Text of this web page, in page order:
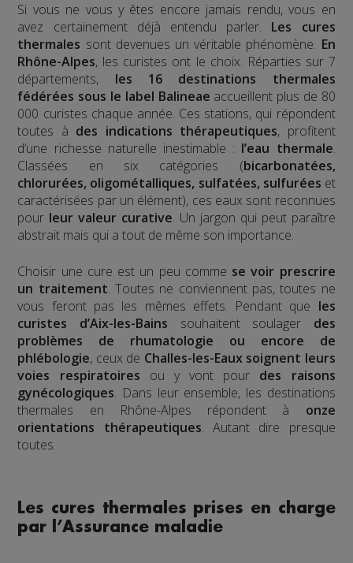
Si vous ne vous y êtes encore jamais rendu, vous en
avez certainement déjà entendu parler. Les cures
thermales sont devenues un véritable phénomène. En
Rhône-Alpes, les curistes ont le choix. Réparties sur 7
départements, les 16 destinations thermales
fédérées sous le label Balineae accueillent plus de 80
000 curistes chaque année. Ces stations, qui répondent
toutes à des indications thérapeutiques, profitent
d’une richesse naturelle inestimable : l’eau thermale.
Classées en six catégories (bicarbonatées,
chlorurées, oligométalliques, sulfatées, sulfurées et
caractérisées par un élément), ces eaux sont reconnues
pour leur valeur curative. Un jargon qui peut paraître
abstrait mais qui a tout de même son importance.
Choisir une cure est un peu comme se voir prescrire
un traitement. Toutes ne conviennent pas, toutes ne
vous feront pas les mêmes effets. Pendant que les
curistes d’Aix-les-Bains souhaitent soulager des
problèmes de rhumatologie ou encore de
phlébologie, ceux de Challes-les-Eaux soignent leurs
voies respiratoires ou y vont pour des raisons
gynécologiques. Dans leur ensemble, les destinations
thermales en Rhône-Alpes répondent à onze
orientations thérapeutiques. Autant dire presque
toutes.
Les cures thermales prises en charge
par l’Assurance maladie